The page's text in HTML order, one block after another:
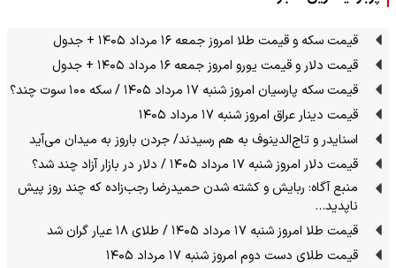
قیمت سکه و قیمت طلا امروز جمعه ۱۶ مرداد ۱۴۰۵ + جدول
قیمت دلار و قیمت یورو امروز جمعه ۱۶ مرداد ۱۴۰۵ + جدول
قیمت سکه پارسیان امروز شنبه ۱۷ مرداد ۱۴۰۵ / سکه ۱۰۰ سوت چند؟
قیمت دینار عراق امروز شنبه ۱۷ مرداد ۱۴۰۵
اسنایدر و تاج‌الدینوف به هم رسیدند/ جردن باروز به میدان می‌آید
قیمت دلار امروز شنبه ۱۷ مرداد ۱۴۰۵ / دلار در بازار آزاد چند شد؟
منبع آگاه: ربایش و کشته شدن حمیدرضا رجب‌زاده که چند روز پیش
ناپدید…
قیمت طلا امروز شنبه ۱۷ مرداد ۱۴۰۵ / طلای ۱۸ عیار گران شد
قیمت طلای دست دوم امروز شنبه ۱۷ مرداد ۱۴۰۵